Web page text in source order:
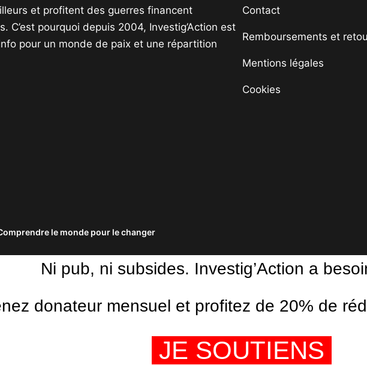
et profitent des guerres financent
C’est pourquoi depuis 2004, Investig’Action est
pour un monde de paix et une répartition
Contact
Remboursements et
Mentions légales
Cookies
le monde pour le changer
Ni pub, ni subsides. Investig’Action a
donateur mensuel et profitez de 20% de
JE SOUTIENS